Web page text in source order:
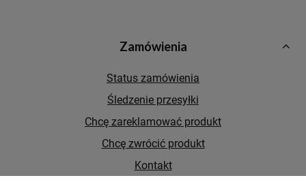
Zamówienia
Status zamówienia
Śledzenie przesyłki
Chcę zareklamować produkt
Chcę zwrócić produkt
Kontakt